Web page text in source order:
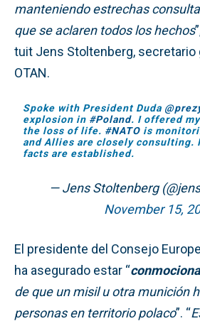
manteniendo estrechas
que se aclaren todos los hechos
tuit Jens Stoltenberg, secretario
OTAN.
Spoke with President Duda
explosion in #Poland. I offered
the loss of life. #NATO is
and Allies are closely consulting.
facts are established.
— Jens Stoltenberg
November 15,
El presidente del Consejo
ha asegurado estar “
de que un misil u otra munición
personas en territorio polaco”. “